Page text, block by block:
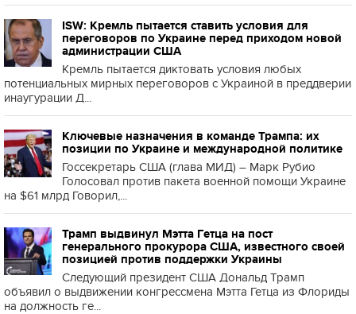
ISW: Кремль пытается ставить условия для
переговоров по Украине перед приходом новой
администрации США
Кремль пытается диктовать условия любых
потенциальных мирных переговоров с Украиной в преддверии
инаугурации Д...
Ключевые назначения в команде Трампа: их
позиции по Украине и международной политике
Госсекретарь США (глава МИД) – Марк Рубио
Голосовал против пакета военной помощи Украине
на $61 млрд Говорил,...
Трамп выдвинул Мэтта Гетца на пост
генерального прокурора США, известного своей
позицией против поддержки Украины
Следующий президент США Дональд Трамп
объявил о выдвижении конгрессмена Мэтта Гетца из Флориды
на должность ге...